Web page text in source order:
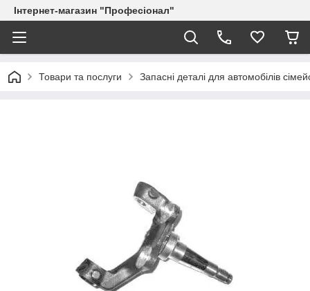
Інтернет-магазин "Професіонал"
Товари та послуги Запасні деталі для автомобілів